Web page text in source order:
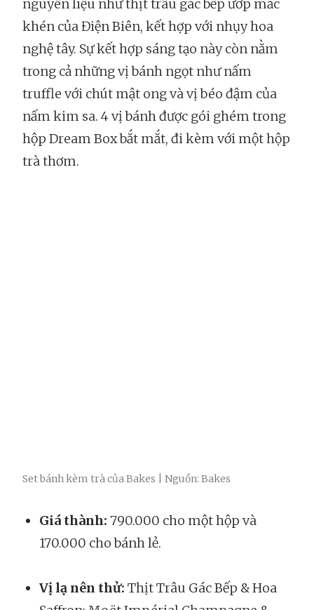
nguyên liệu như thịt trâu gác bếp ướp mắc
khén của Điện Biên, kết hợp với nhụy hoa
nghệ tây. Sự kết hợp sáng tạo này còn nằm
trong cả những vị bánh ngọt như nấm
truffle với chút mật ong và vị béo đậm của
nấm kim sa. 4 vị bánh được gói ghém trong
hộp Dream Box bắt mắt, đi kèm với một hộp
trà thơm.
Set bánh kèm trà của Bakes | Nguồn: Bakes
Giá thành: 790.000 cho một hộp và
170.000 cho bánh lẻ.
Vị lạ nên thử: Thịt Trâu Gác Bếp & Hoa